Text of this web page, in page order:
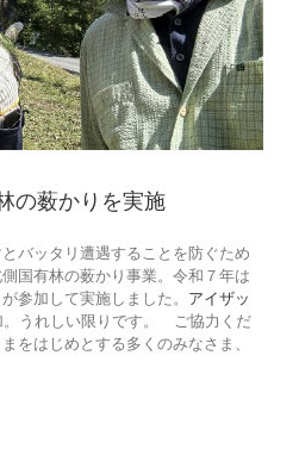
の薮かりを実施
バッタリ遭遇することを防ぐため
国有林の薮かり事業。令和７年は
参加して実施しました。 アイザッ
。うれしい限りです。 ご協力くだ
をはじめとする多くのみなさま、